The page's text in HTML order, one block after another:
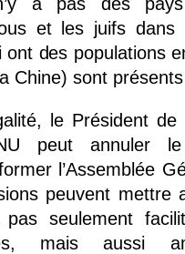
et les juifs dans
ont des populations
Chine) sont
le Président
peut annuler
l’Assemblée
peuvent mettre
seulement
mais aussi